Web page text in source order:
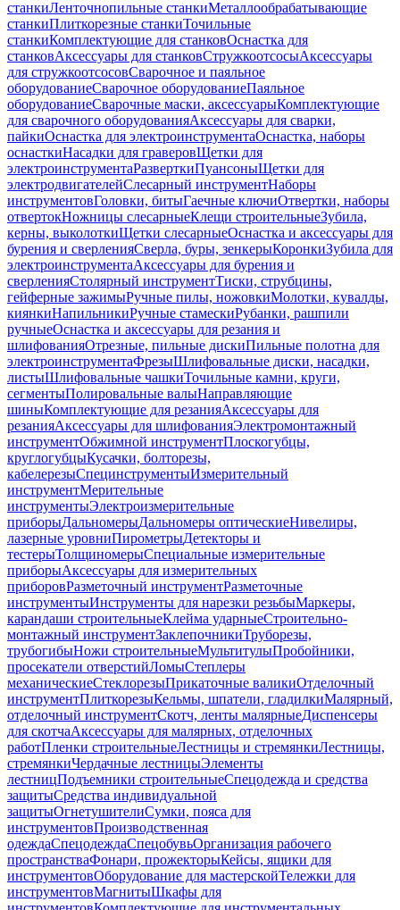
станкиЛенточнопильные станкиМеталлообрабатывающие
станкиПлиткорезные станкиТочильные
станкиКомплектующие для станковОснастка для
станковАксессуары для станковСтружкоотсосыАксессуары
для стружкоотсосовСварочное и паяльное
оборудованиеСварочное оборудованиеПаяльное
оборудованиеСварочные маски, аксессуарыКомплектующие
для сварочного оборудованияАксессуары для сварки,
пайкиОснастка для электроинструментаОснастка, наборы
оснасткиНасадки для граверовЩетки для
электроинструментаРазверткиПуансоныЩетки для
электродвигателейСлесарный инструментНаборы
инструментовГоловки, битыГаечные ключиОтвертки, наборы
отвертокНожницы слесарныеКлещи строительныеЗубила,
керны, выколоткиЩетки слесарныеОснастка и аксессуары для
бурения и сверленияСверла, буры, зенкерыКоронкиЗубила для
электроинструментаАксессуары для бурения и
сверленияСтолярный инструментТиски, струбцины,
гейферные зажимыРучные пилы, ножовкиМолотки, кувалды,
киянкиНапильникиРучные стамескиРубанки, рашпили
ручныеОснастка и аксессуары для резания и
шлифованияОтрезные, пильные дискиПильные полотна для
электроинструментаФрезыШлифовальные диски, насадки,
листыШлифовальные чашкиТочильные камни, круги,
сегментыПолировальные валыНаправляющие
шиныКомплектующие для резанияАксессуары для
резанияАксессуары для шлифованияЭлектромонтажный
инструментОбжимной инструментПлоскогубцы,
круглогубцыКусачки, болторезы,
кабелерезыСпецинструментыИзмерительный
инструментМерительные
инструментыЭлектроизмерительные
приборыДальномерыДальномеры оптическиеНивелиры,
лазерные уровниПирометрыДетекторы и
тестерыТолщиномерыСпециальные измерительные
приборыАксессуары для измерительных
приборовРазметочный инструментРазметочные
инструментыИнструменты для нарезки резьбыМаркеры,
карандаши строительныеКлейма ударныеСтроительно-
монтажный инструментЗаклепочникиТруборезы,
трубогибыНожи строительныеМультитулыПробойники,
просекатели отверстийЛомыСтеплеры
механическиеСтеклорезыПрикаточные валикиОтделочный
инструментПлиткорезыКельмы, шпатели, гладилкиМалярный,
отделочный инструментСкотч, ленты малярныеДиспенсеры
для скотчаАксессуары для малярных, отделочных
работПленки строительныеЛестницы и стремянкиЛестницы,
стремянкиЧердачные лестницыЭлементы
лестницПодъемники строительныеСпецодежда и средства
защитыСредства индивидуальной
защитыОгнетушителиСумки, пояса для
инструментовПроизводственная
одеждаСпецодеждаСпецобувьОрганизация рабочего
пространстваФонари, прожекторыКейсы, ящики для
инструментовОборудование для мастерскойТележки для
инструментовМагнитыШкафы для